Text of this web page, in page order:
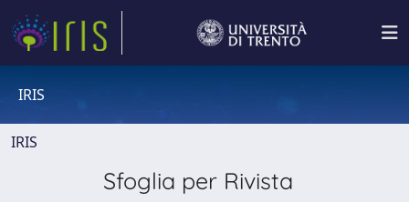
IRIS
IRIS
Sfoglia per Rivista